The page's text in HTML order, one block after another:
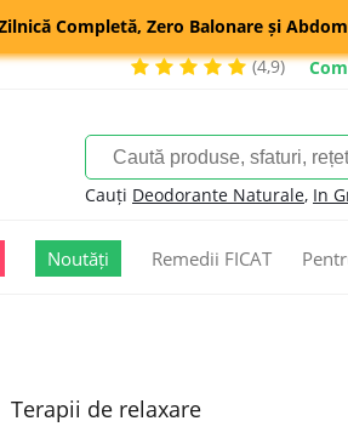
Completă, Zero Balonare și
(4,9)
Cauți Deodorante Naturale, In
Noutăți Remedii FICAT
Terapii de relaxare